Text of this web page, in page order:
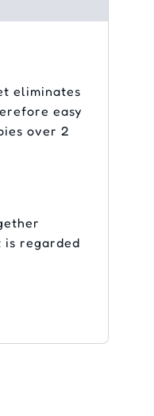
eliminates
easy
over 2
regarded